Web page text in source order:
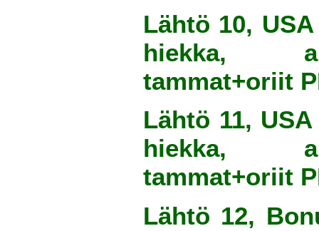
Lähtö 10,
hiekka,
tammat+oriit
Lähtö 11,
hiekka,
tammat+oriit
Lähtö 12,